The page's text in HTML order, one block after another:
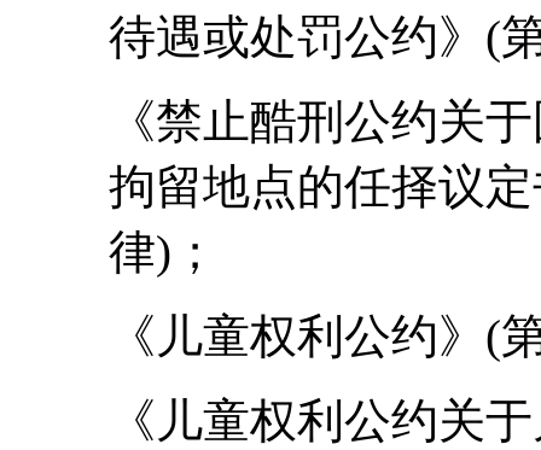
待遇或处罚公约》(
《禁止酷刑公约关
拘留地点的任择议
律)；
《儿童权利公约》(
《儿童权利公约关